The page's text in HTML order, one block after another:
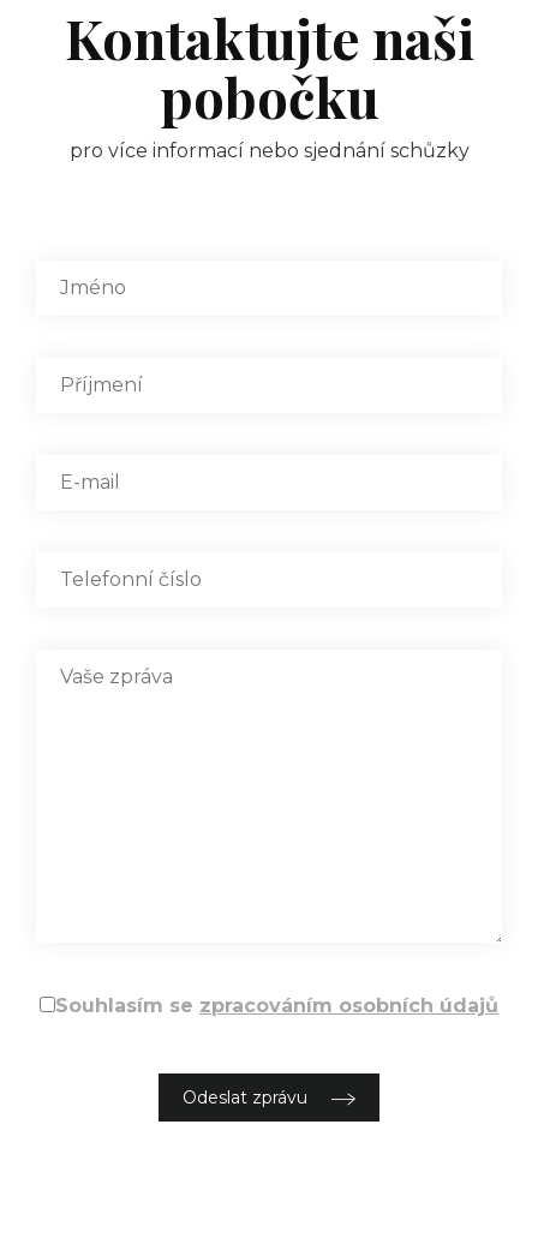
Kontaktujte naši
pobočku
pro více informací nebo sjednání schůzky
Souhlasím se zpracováním osobních údajů
Odeslat zprávu